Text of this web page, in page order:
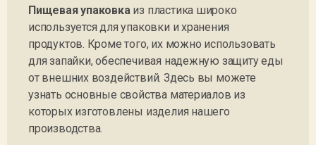
Пищевая упаковкаиз пластика широко
используется для упаковки и хранения
продуктов. Кроме того, их можно использовать
для запайки, обеспечивая надежную защиту еды
от внешних воздействий. Здесь вы можете
узнать основные свойства материалов из
которых изготовлены изделия нашего
производства.